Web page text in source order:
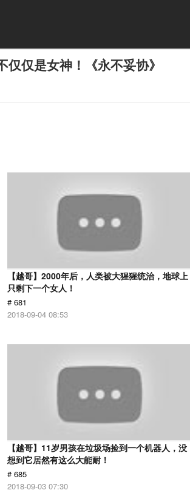
仅仅是女神！《永不妥协》
【越哥】2000年后，人类被大猩猩统治，地球上
只剩下一个女人！
# 681
2018-09-04 08:53
【越哥】11岁男孩在垃圾场捡到一个机器人，没
想到它居然有这么大能耐！
# 685
2018-09-03 07:30